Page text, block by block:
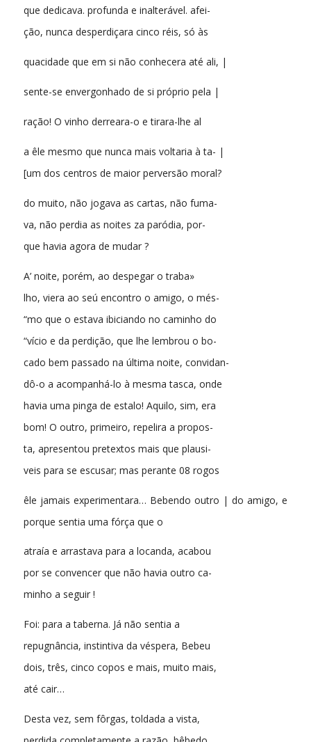
que dedicava. profunda e inalterável. afei-
ção, nunca desperdiçara cinco réis, só às
quacidade que em si não conhecera até ali, |
sente-se envergonhado de si próprio pela |
ração! O vinho derreara-o e tirara-lhe al
a êle mesmo que nunca mais voltaria à ta- |
[um dos centros de maior perversão moral?
do muito, não jogava as cartas, não fuma-
va, não perdia as noites za paródia, por-
que havia agora de mudar ?
A’ noite, porém, ao despegar o traba»
lho, viera ao seú encontro o amigo, o més-
“mo que o estava ibiciando no caminho do
“vício e da perdição, que lhe lembrou o bo-
cado bem passado na última noite, convidan-
dô-o a acompanhá-lo à mesma tasca, onde
havia uma pinga de estalo! Aquilo, sim, era
bom! O outro, primeiro, repelira a propos-
ta, apresentou pretextos mais que plausi-
veis para se escusar; mas perante 08 rogos
êle jamais experimentara… Bebendo outro | do amigo, e
porque sentia uma fórça que o
atraía e arrastava para a locanda, acabou
por se convencer que não havia outro ca-
minho a seguir !
Foi: para a taberna. Já não sentia a
repugnância, instintiva da véspera, Bebeu
dois, três, cinco copos e mais, muito mais,
até cair…
Desta vez, sem fôrgas, toldada a vista,